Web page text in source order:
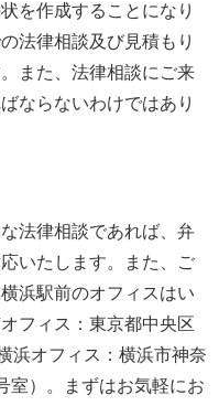
を作成することになり
法律相談及び見積もり
また、法律相談にご来
ならないわけではあり
法律相談であれば、弁
いたします。また、ご
浜駅前のオフィスはい
フィス：東京都中央区
オフィス：横浜市神奈
室）。まずはお気軽にお